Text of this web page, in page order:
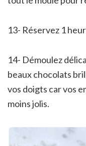
13- Réservez 1
14- Démoulez
beaux chocolats
vos doigts car vos
moins jolis.